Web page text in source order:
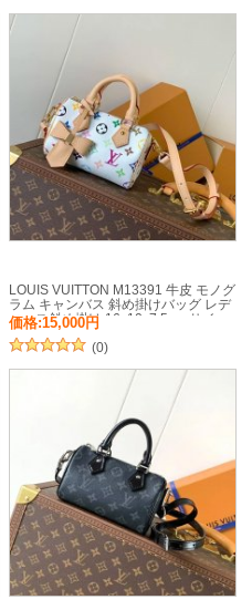
LOUIS VUITTON M13391 牛皮 モノグ
ラム キャンバス 斜め掛けバッグ レデ
ィース斜め掛け 16x10x7.5cm サイ
ズ:16x10x7.5cm
価格:15,000円
(0)